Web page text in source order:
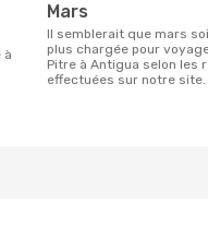
mars
Il semblerait que mars soit la période la
plus chargée pour
Pitre à Antigua selon les
effectuées sur notre site.